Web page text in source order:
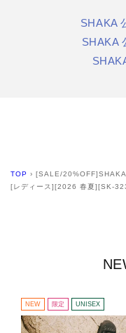
SHAKA
SHAKA
TOP › [SALE/
[レディース][2026 春夏][SK-
NEW 限定 UNISEX